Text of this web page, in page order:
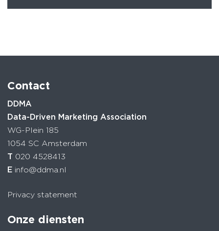
Contact
DDMA
Data-Driven Marketing Association
WG-Plein 185
1054 SC Amsterdam
T 020 4528413
E info@ddma.nl
Privacy statement
Onze diensten